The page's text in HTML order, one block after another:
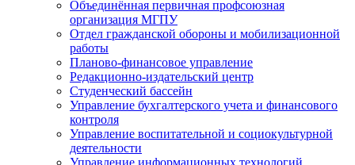
Объединённая первичная профсоюзная
организация МГПУ
Отдел гражданской обороны и мобилизационной
работы
Планово-финансовое управление
Редакционно-издательский центр
Студенческий бассейн
Управление бухгалтерского учета и финансового
контроля
Управление воспитательной и социокультурной
деятельности
Управление информационных технологий